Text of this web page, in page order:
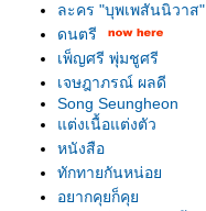
ละคร "บุพเพสันนิวาส"
ดนตรี
เพ็ญศรี พุ่มชูศรี
เจษฎาภรณ์ ผลดี
Song Seungheon
ต่งเนื้อแต่งตัว
หนังสือ
ทักทายกันหน่อ
อยากคุยก็คุ